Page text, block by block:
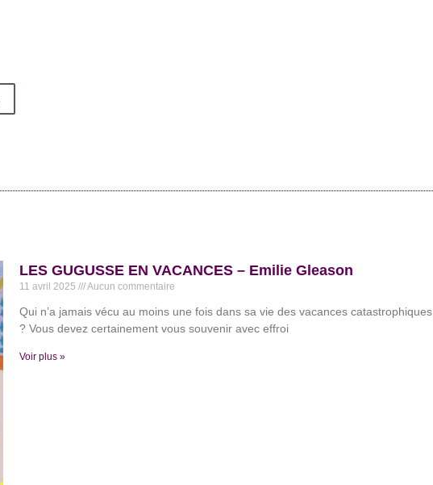
LES GUGUSSE EN VACANCES – Emilie Gleason
11 avril 2025 Aucun commentaire
Qui n’a jamais vécu au moins une fois dans sa vie des vacances catastrophiques
? Vous devez certainement vous souvenir avec effroi
Voir plus »